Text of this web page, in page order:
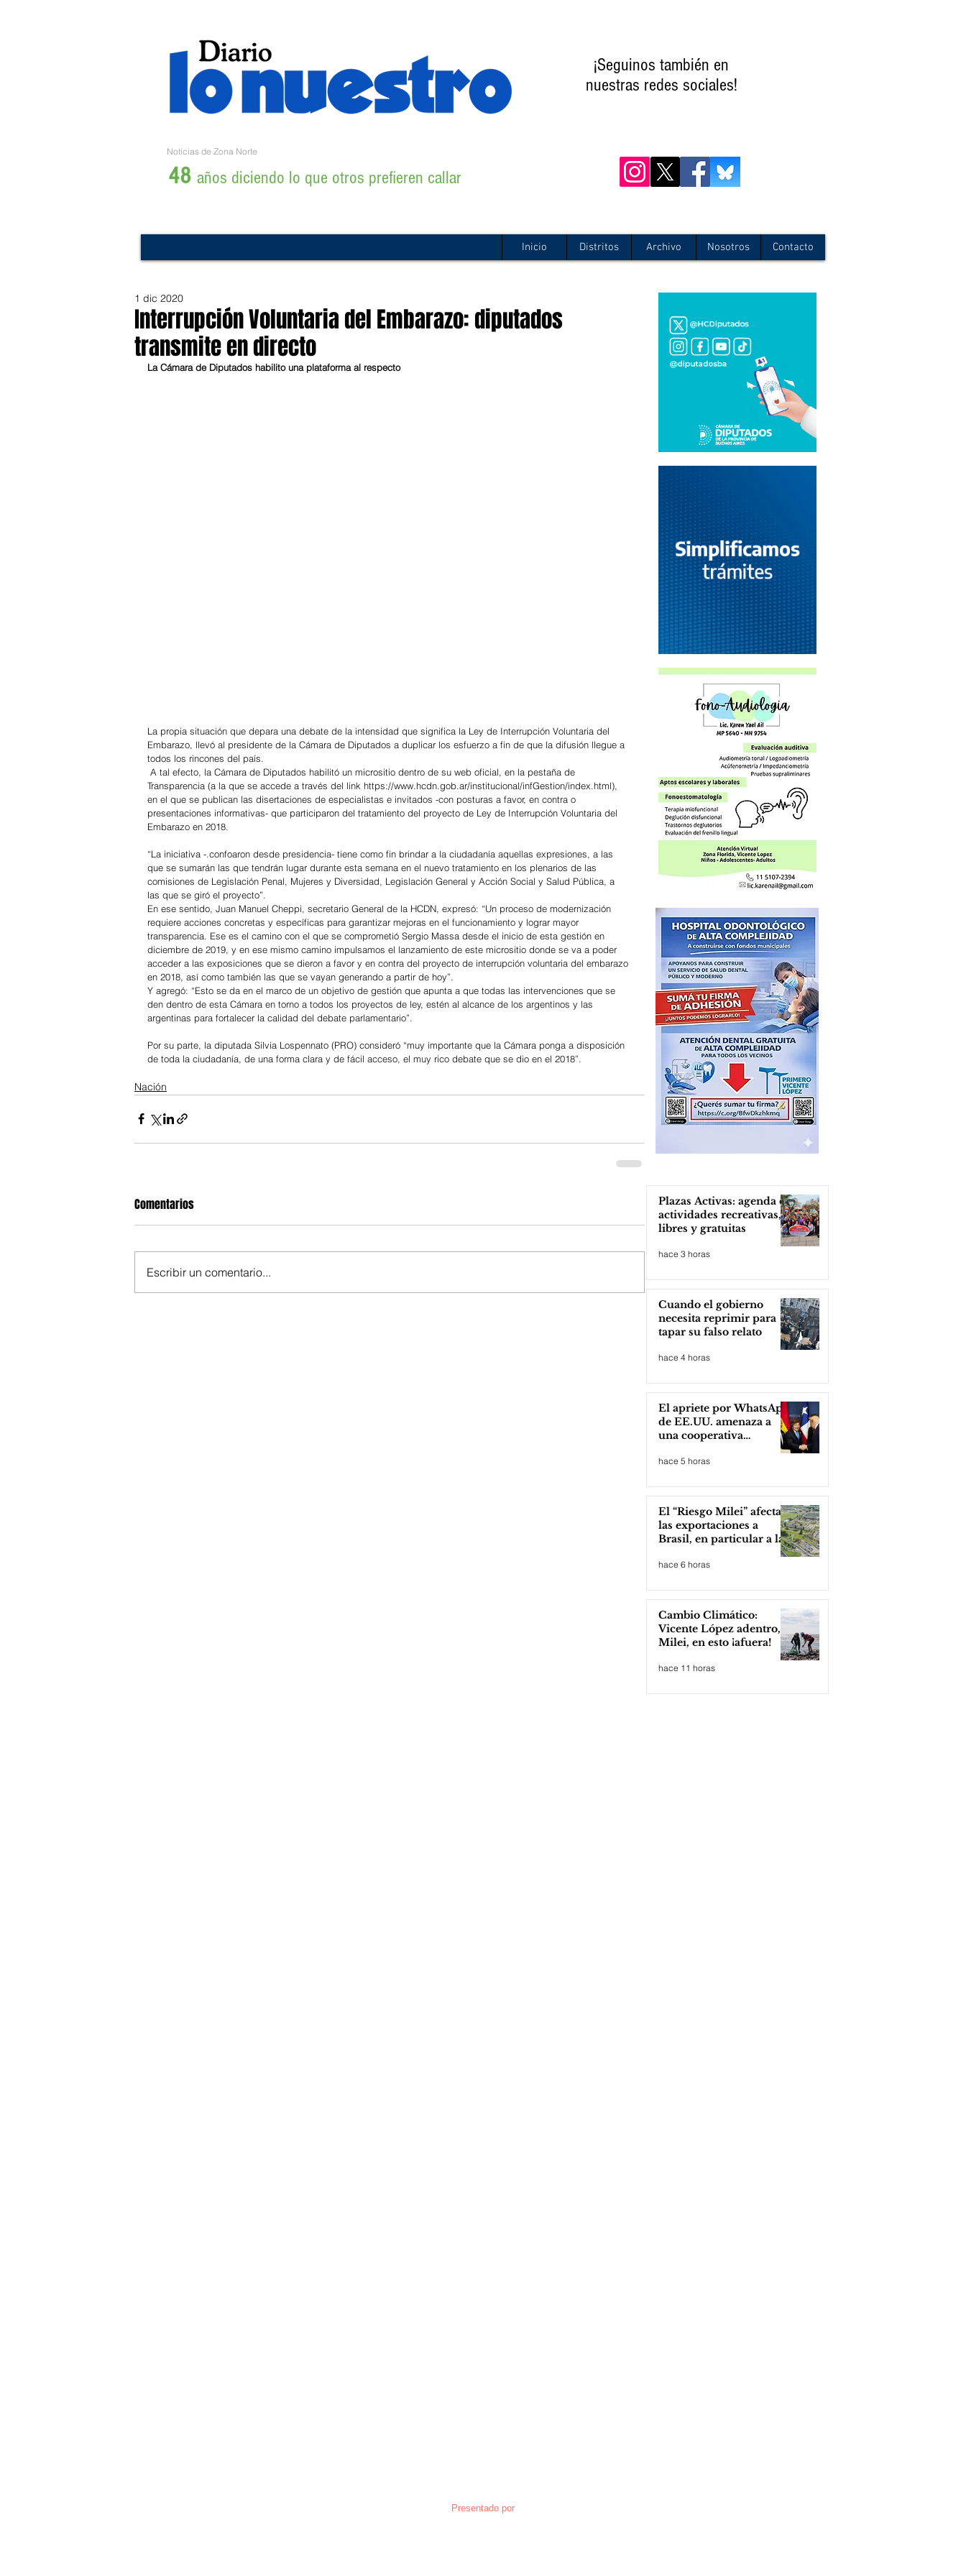
¡Seguinos también en
nuestras redes sociales!
Noticias de Zona Norte
48 años diciendo lo que otros prefieren callar
Inicio Distritos Archivo Nosotros Contacto
Interrupción Voluntaria del Embarazo: diputados
transmite en directo
1 dic 2020
La Cámara de Diputados habilito una plataforma al respecto
La propia situación que depara una debate de la intensidad que significa la Ley de Interrupción Voluntaria del
Embarazo, llevó al presidente de la Cámara de Diputados a duplicar los esfuerzo a fin de que la difusión llegue a
todos los rincones del país.
Transparencia (a la que se accede a través del link https://www.hcdn.gob.ar/institucional/infGestion/index.html),
en el que se publican las disertaciones de especialistas e invitados -con posturas a favor, en contra o
presentaciones informativas- que participaron del tratamiento del proyecto de Ley de Interrupción Voluntaria del
Embarazo en 2018.
“La iniciativa -.confoaron desde presidencia- tiene como fin brindar a la ciudadanía aquellas expresiones, a las
que se sumarán las que tendrán lugar durante esta semana en el nuevo tratamiento en los plenarios de las
comisiones de Legislación Penal, Mujeres y Diversidad, Legislación General y Acción Social y Salud Pública, a
las que se giró el proyecto”.
En ese sentido, Juan Manuel Cheppi, secretario General de la HCDN, expresó: “Un proceso de modernización
requiere acciones concretas y específicas para garantizar mejoras en el funcionamiento y lograr mayor
transparencia. Ese es el camino con el que se comprometió Sergio Massa desde el inicio de esta gestión en
diciembre de 2019, y en ese mismo camino impulsamos el lanzamiento de este micrositio donde se va a poder
acceder a las exposiciones que se dieron a favor y en contra del proyecto de interrupción voluntaria del embarazo
en 2018, así como también las que se vayan generando a partir de hoy”.
Y agregó: “Esto se da en el marco de un objetivo de gestión que apunta a que todas las intervenciones que se
den dentro de esta Cámara en torno a todos los proyectos de ley, estén al alcance de los argentinos y las
argentinas para fortalecer la calidad del debate parlamentario”.
Por su parte, la diputada Silvia Lospennato (PRO) consideró “muy importante que la Cámara ponga a disposición
de toda la ciudadanía, de una forma clara y de fácil acceso, el muy rico debate que se dio en el 2018”.
Nación
Comentarios
Escribir un comentario...
Plazas Activas: agenda de
actividades recreativas,
libres y gratuitas
hace 3 horas
Cuando el gobierno
necesita reprimir para
tapar su falso relato
hace 4 horas
El apriete por WhatsApp
de EE.UU. amenaza a
una cooperativa
argentina para boicotear
a Huawei
hace 5 horas
El “Riesgo Milei” afecta
las exportaciones a
Brasil, en particular a la
industria automotriz de
la provincia
hace 6 horas
Cambio Climático:
Vicente López adentro,
Milei, en esto ¡afuera!
hace 11 horas
Presentado por